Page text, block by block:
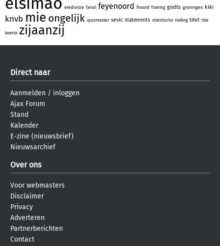
eredivisie farioli feyenoord fnoord framing godts groningen kiki
knvb mie ongelijk quizmaster sevic statements statistische stelling titel title
twente zijaanzij
Direct naar
Aanmelden / inloggen
Ajax Forum
Stand
Kalender
E-zine (nieuwsbrief)
Nieuwsarchief
Over ons
Voor webmasters
Disclaimer
Privacy
Adverteren
Partnerberichten
Contact